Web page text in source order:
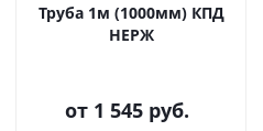
Труба 1м (1000мм) КПД
НЕРЖ
от 1 545 руб.